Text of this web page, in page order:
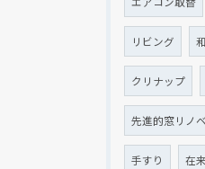
リビング
クリナップ
先進的窓リノ
手すり 在